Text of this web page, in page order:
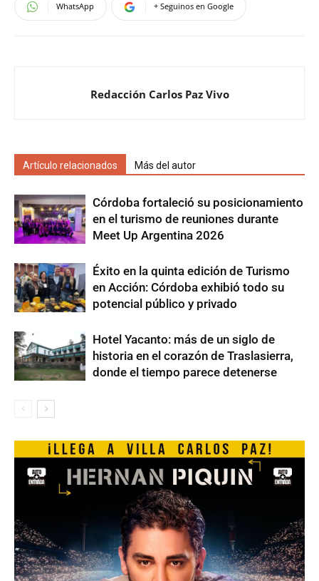
WhatsApp + Seguinos en Google
Redacción Carlos Paz Vivo
Artículo relacionados Más del autor
Córdoba fortaleció su posicionamiento
en el turismo de reuniones durante
Meet Up Argentina 2026
Éxito en la quinta edición de Turismo
en Acción: Córdoba exhibió todo su
potencial público y privado
Hotel Yacanto: más de un siglo de
historia en el corazón de Traslasierra,
donde el tiempo parece detenerse